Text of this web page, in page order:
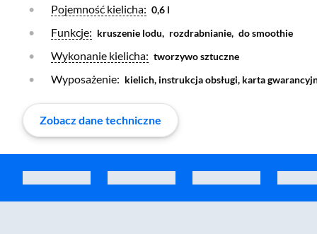
Otwórz warstwę
Pojemność kielicha: 0,6 l
Otwórz warstwę
Funkcje: kruszenie lodu, rozdrabnianie, do smoothie
Otwórz warstwę
Wykonanie kielicha: tworzywo sztuczne
Wyposażenie: kielich, instrukcja obsługi, karta
Zobacz dane techniczne